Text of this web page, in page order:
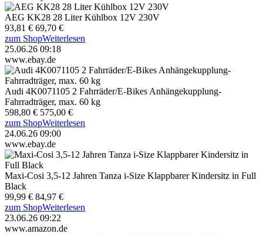
AEG KK28 28 Liter Kühlbox 12V 230V
93,81 € 69,70 €
zum ShopWeiterlesen
25.06.26 09:18
www.ebay.de
Audi 4K0071105 2 Fahrräder/E-Bikes Anhängekupplung-
Fahrradträger, max. 60 kg
598,80 € 575,00 €
zum ShopWeiterlesen
24.06.26 09:00
www.ebay.de
Maxi-Cosi 3,5-12 Jahren Tanza i-Size Klappbarer Kindersitz in Full
Black
99,99 € 84,97 €
zum ShopWeiterlesen
23.06.26 09:22
www.amazon.de